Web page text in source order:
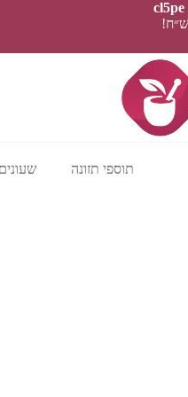
תוספי תזונה שעונים